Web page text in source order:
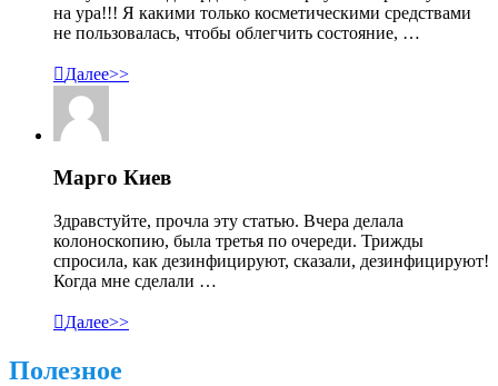
на ура!!! Я какими только косметическими средствами
не пользовалась, чтобы облегчить состояние, …
Далее>>
Марго Киев
Здравстуйте, прочла эту статью. Вчера делала
колоноскопию, была третья по очереди. Трижды
спросила, как дезинфицируют, сказали, дезинфицируют!
Когда мне сделали …
Далее>>
Полезное